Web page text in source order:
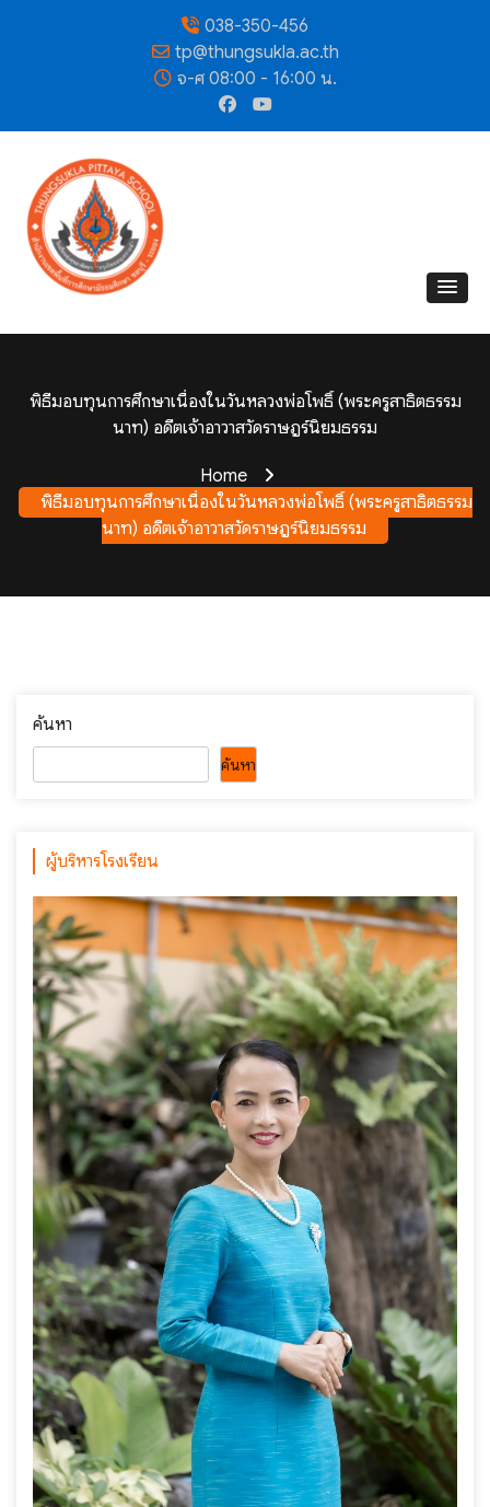
038-350-456
tp@thungsukla.ac.th
จ-ศ 08:00 - 16:00 น.
พิธีมอบทุนการศึกษาเนื่องในวันหลวงพ่อโพธิ์ (พระครูสาธิตธรรม
นาท) อดีตเจ้าอาวาสวัดราษฎร์นิยมธรรม
Home
พิธีมอบทุนการศึกษาเนื่องในวันหลวงพ่อโพธิ์ (พระครูสาธิตธรรม
นาท) อดีตเจ้าอาวาสวัดราษฎร์นิยมธรรม
ค้นหา
ค้นหา
ผู้บริหารโรงเรียน